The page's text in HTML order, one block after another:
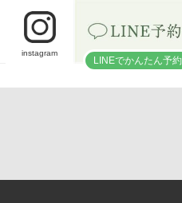
instagram
LINEでかんたん予約